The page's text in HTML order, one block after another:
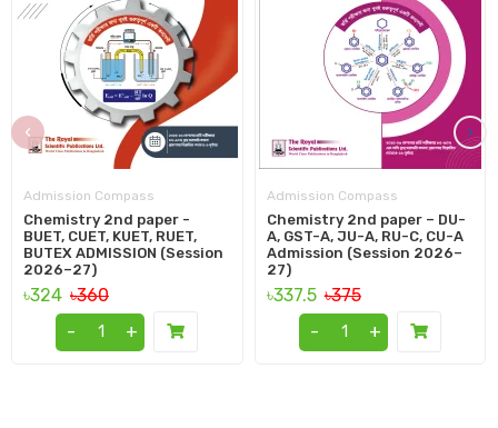
Admission Compass
Chemistry 2nd paper -
BUET, CUET, KUET, RUET,
BUTEX ADMISSION (Session
2026–27)
৳324 ৳360
-
+
Admission Compass
Chemistry 2nd paper – DU-
A, GST-A, JU-A, RU-C, CU-A
Admission (Session 2026–
27)
৳337.5 ৳375
-
+
‹ ›